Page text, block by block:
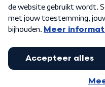
Algemene voorwaarden